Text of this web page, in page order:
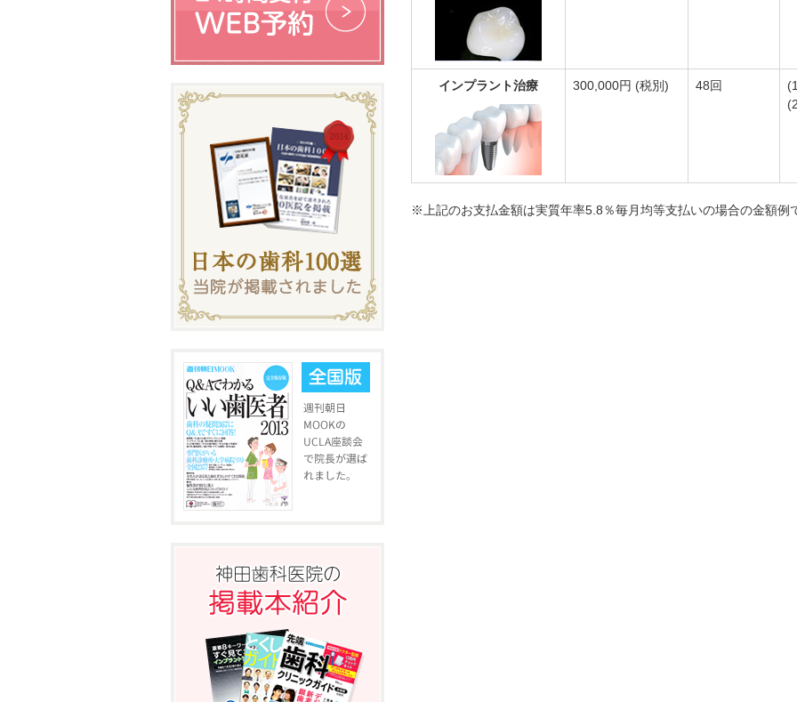
インプラント治療 300,000円 (税別) 48回
※上記のお支払金額は実質年率5.8％毎月均等支払いの場合の金額例